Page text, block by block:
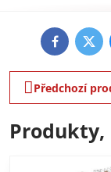
Facebook
Předchozí
Produkty,